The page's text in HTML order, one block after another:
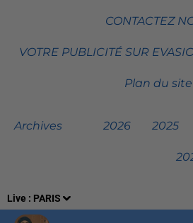
Live : PARIS
CONTACTEZ
VOTRE PUBLICITÉ SUR
Plan du site
Archives 2026 2025